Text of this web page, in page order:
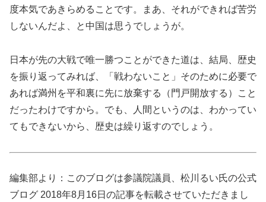
度本気であきらめることです。まあ、それができれば苦労
しないんだよ、と中国は思うでしょうが。
日本が先の大戦で唯一勝つことができた道は、結局、歴史
を振り返ってみれば、「戦わないこと」そのために必要で
あれば満州を平和裏に先に放棄する（門戸開放する）こと
だったわけですから。でも、人間というのは、わかってい
てもできないから、歴史は繰り返すのでしょう。
編集部より：このブログは参議院議員、松川るい氏の公式
ブログ 2018年8月16日の記事を転載させていただきまし